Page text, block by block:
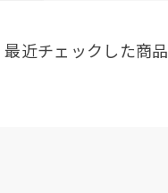
最近チェックした商品